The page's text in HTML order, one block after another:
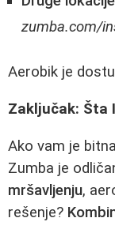
zumba.com/
Aerobik je
Zaključak: Šta
Ako vam je bitna
Zumba je
mršavljenju,
rešenje?